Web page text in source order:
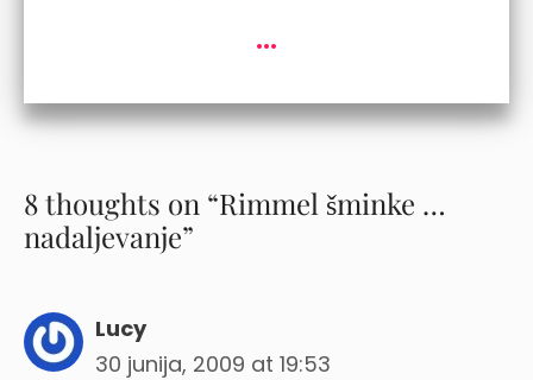
...
8 thoughts on “Rimmel šminke …
nadaljevanje”
Lucy
30 junija, 2009 at 19:53